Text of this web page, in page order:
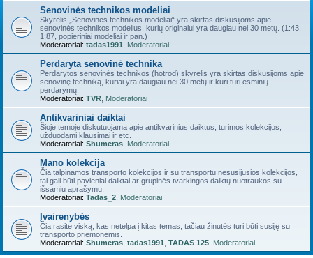
Senovinės technikos modeliai
Skyrelis „Senovinės technikos modeliai“ yra skirtas diskusijoms apie
senovinės technikos modelius, kurių originalui yra daugiau nei 30 metų. (1:43,
1:87, popieriniai modeliai ir pan.)
Moderatoriai: tadas1991 Moderatoriai
Perdaryta senovinė technika
Perdarytos senovinės technikos (hotrod) skyrelis yra skirtas diskusijoms apie
senovinę techniką, kuriai yra daugiau nei 30 metų ir kuri turi esminių
perdarymų.
Moderatoriai: TVR Moderatoriai
Antikvariniai daiktai
Šioje temoje diskutuojama apie antikvarinius daiktus, turimos kolekcijos,
užduodami klausimai ir etc.
Moderatoriai: Shumeras Moderatoriai
Mano kolekcija
Čia talpinamos transporto kolekcijos ir su transportu nesusijusios kolekcijos,
tai gali būti pavieniai daiktai ar grupinės tvarkingos daiktų nuotraukos su
išsamiu aprašymu.
Moderatoriai: Tadas_2 Moderatoriai
Įvairenybės
Čia rasite viską, kas netelpa į kitas temas, tačiau žinutės turi būti susiję su
transporto priemonėmis.
Moderatoriai: Shumeras tadas1991 TADAS 125 Moderatoriai